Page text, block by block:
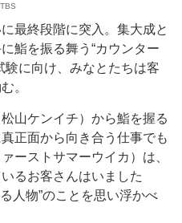
最終段階に突入。集大成と
鮨を振る舞う“カウンター
験に向け、みなとたちは客
。
山ケンイチ）から鮨を握る
正面から向き合う仕事でも
ーストサマーウイカ）は、
るお客さんはいました
人物”のことを思い浮かべ